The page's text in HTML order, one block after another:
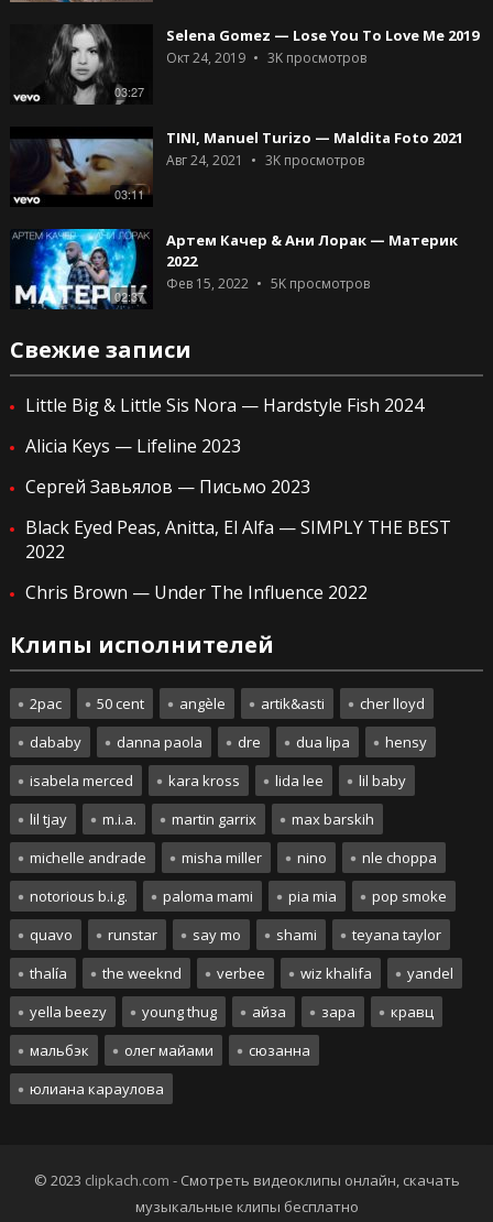
03:27
Selena Gomez — Lose You To Love Me 2019
Окт 24, 2019 3Kпросмотров
03:11
TINI, Manuel Turizo — Maldita Foto 2021
Авг 24, 2021 3Kпросмотров
02:37
Артем Качер & Ани Лорак — Материк
2022
Фев 15, 2022 5Kпросмотров
Свежие записи
Little Big & Little Sis Nora — Hardstyle Fish 2024
Alicia Keys — Lifeline 2023
Сергей Завьялов — Письмо 2023
Black Eyed Peas, Anitta, El Alfa — SIMPLY THE BEST
2022
Chris Brown — Under The Influence 2022
Клипы исполнителей
2pac 50 cent angèle artik&asti
cher lloyd
dababy
danna paola dre dua lipa
hensy
isabela merced
kara kross lida lee
lil baby
lil tjay
m.i.a. martin garrix
max barskih
michelle andrade
misha miller nino
nle choppa
notorious b.i.g.
paloma mami pia mia
pop smoke
quavo
runstar say mo shami
teyana taylor
thalía
the weeknd verbee wiz khalifa
yandel
yella beezy
young thug айза зара
кравц
мальбэк
олег майами
сюзанна
юлиана караулова
© 2023 clipkach.com - Смотреть видеоклипы онлайн, скачать
музыкальные клипы бесплатно